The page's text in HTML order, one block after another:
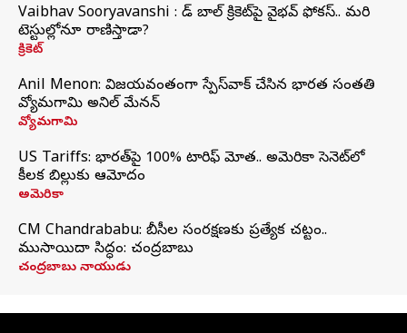
Vaibhav Sooryavanshi : రెడ్ బాల్ క్రికెట్‌పై వైభవ్ ఫోకస్.. మరి
టెస్టుల్లోనూ రాణిస్తాడా?
క్రికెట్
Anil Menon: విజయవంతంగా స్పేస్‌వాక్‌ చేసిన భారత సంతతి
వ్యోమగామి అనిల్‌ మేనన్
వ్యోమగామి
US Tariffs: భారత్‌పై 100% టారిఫ్‌ మోత.. అమెరికా సెనెట్‌లో
కీలక బిల్లుకు ఆమోదం
అమెరికా
CM Chandrababu: బీసీల సంరక్షణకు ప్రత్యేక చట్టం..
ముసాయిదా సిద్ధం: చంద్రబాబు
చంద్రబాబు నాయుడు